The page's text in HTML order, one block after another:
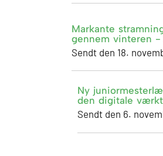
Markante
gennem vinteren
Sendt den 18.
Ny
den digitale
Sendt den 6.